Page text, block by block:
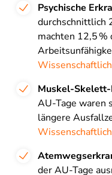
Psychische
durchschnittlich
machten 12,5 %
Muskel-
AU-Tage waren
längere
der AU-Tage